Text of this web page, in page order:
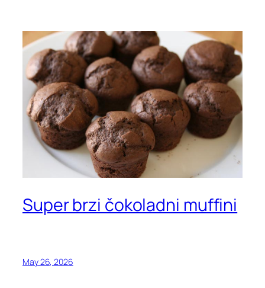
Super brzi čokoladni muffini
May 26, 2026